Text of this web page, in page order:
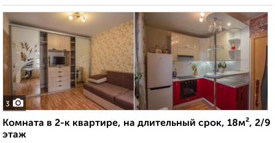
3
Комната в 2-к квартире, на длительный срок, 18м², 2/9
этаж